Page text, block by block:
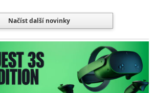
Načíst další novinky